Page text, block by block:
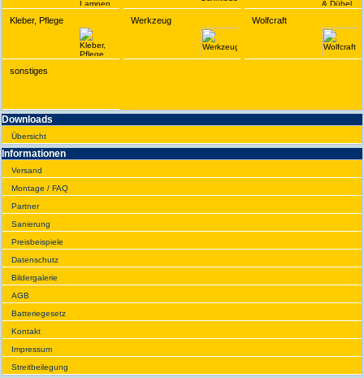
Kleber, Pflege Werkzeug Wolfcraft
sonstiges
Downloads
Übersicht
Infor­ma­tionen
Versand
Montage / FAQ
Partner
Sanie­rung
Preis­beispiele
Daten­schutz
Bilder­galerie
AGB
Batte­rie­gesetz
Kontakt
Impres­sum
Streit­bei­legung